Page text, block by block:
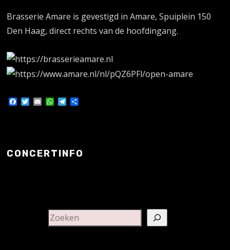
Brasserie Amare is gevestigd in Amare, Spuiplein 150
Den Haag, direct rechts van de hoofdingang.
Facebook
TwitterEmailWhatsApp
Telegram
CONCERTINFO